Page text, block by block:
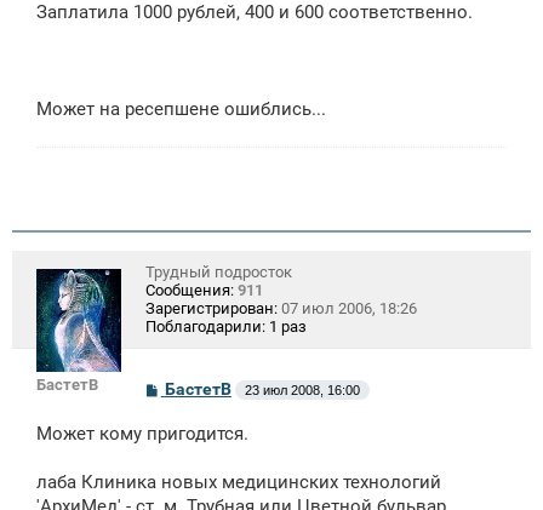
Заплатила 1000 рублей, 400 и 600 соответственно.
Может на ресепшене ошиблись...
БастетВ
Трудный подросток
Сообщения: 911
Зарегистрирован: 07 июл 2006, 18:26
Поблагодарили: 1 раз
С
б
н
и
БастетВ 23 июл 2008, 16:00
Может кому пригодится.
лаба Клиника новых медицинских технологий